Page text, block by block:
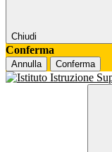
Chiudi
Conferma
Annulla Conferma